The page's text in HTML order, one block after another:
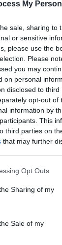
My
sale, sharing to
or sensitive
please use the
Please
you may
on personal
disclosed to
opt-out of
information by
This
third parties on
that may further
Opt Outs
Sharing of my
Sale of my
за